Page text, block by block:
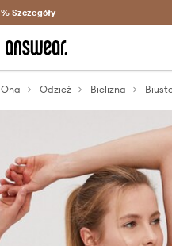
Oszczędzaj z Answear Club >
% Szczegóły
Ona Odzież Bielizna